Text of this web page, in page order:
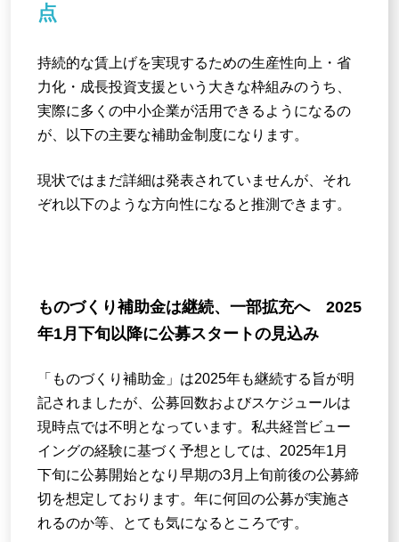
点
持続的な賃上げを実現するための生産性向上・省
力化・成長投資支援という大きな枠組みのうち、
実際に多くの中小企業が活用できるようになるの
が、以下の主要な補助金制度になります。
現状ではまだ詳細は発表されていませんが、それ
ぞれ以下のような方向性になると推測できます。
ものづくり補助金は継続、一部拡充へ 2025
年1月下旬以降に公募スタートの見込み
「ものづくり補助金」は2025年も継続する旨が明
記されましたが、公募回数およびスケジュールは
現時点では不明となっています。私共経営ビュー
イングの経験に基づく予想としては、2025年1月
下旬に公募開始となり早期の3月上旬前後の公募締
切を想定しております。年に何回の公募が実施さ
れるのか等、とても気になるところです。